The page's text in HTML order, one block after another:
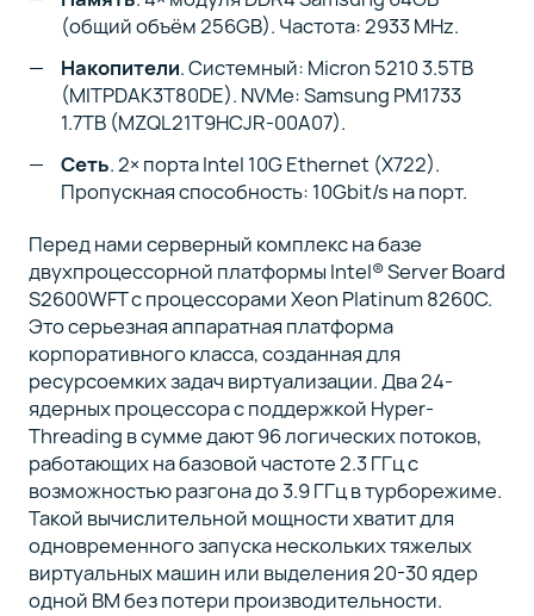
(общий объём 256GB). Частота: 2933 MHz.
Накопители. Системный: Micron 5210 3.5TB
(MITPDAK3T80DE). NVMe: Samsung PM1733
1.7TB (MZQL21T9HCJR-00A07).
Сеть. 2× порта Intel 10G Ethernet (X722).
Пропускная способность: 10Gbit/s на порт.
Перед нами серверный комплекс на базе
двухпроцессорной платформы Intel® Server Board
S2600WFT с процессорами Xeon Platinum 8260C.
Это серьезная аппаратная платформа
корпоративного класса, созданная для
ресурсоемких задач виртуализации. Два 24-
ядерных процессора с поддержкой Hyper-
Threading в сумме дают 96 логических потоков,
работающих на базовой частоте 2.3 ГГц с
возможностью разгона до 3.9 ГГц в турборежиме.
Такой вычислительной мощности хватит для
одновременного запуска нескольких тяжелых
виртуальных машин или выделения 20-30 ядер
одной ВМ без потери производительности.